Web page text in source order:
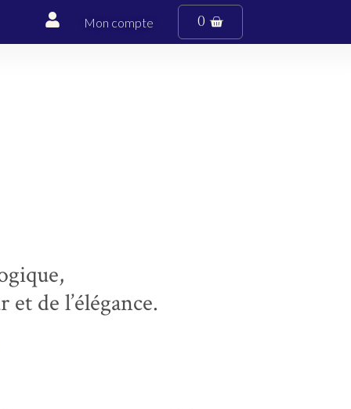
Mon compte 0
de l’élégance.